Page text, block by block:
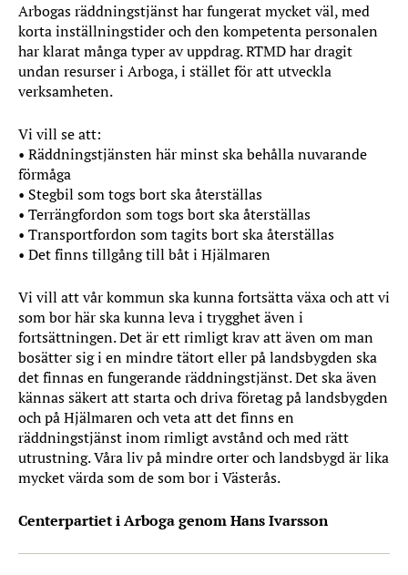
Arbogas räddningstjänst har fungerat mycket väl, med
korta inställningstider och den kompetenta personalen
har klarat många typer av uppdrag. RTMD har dragit
undan resurser i Arboga, i stället för att utveckla
verksamheten.
Vi vill se att:
• Räddningstjänsten här minst ska behålla nuvarande
förmåga
• Stegbil som togs bort ska återställas
• Terrängfordon som togs bort ska återställas
• Transportfordon som tagits bort ska återställas
• Det finns tillgång till båt i Hjälmaren
Vi vill att vår kommun ska kunna fortsätta växa och att vi
som bor här ska kunna leva i trygghet även i
fortsättningen. Det är ett rimligt krav att även om man
bosätter sig i en mindre tätort eller på landsbygden ska
det finnas en fungerande räddningstjänst. Det ska även
kännas säkert att starta och driva företag på landsbygden
och på Hjälmaren och veta att det finns en
räddningstjänst inom rimligt avstånd och med rätt
utrustning. Våra liv på mindre orter och landsbygd är lika
mycket värda som de som bor i Västerås.
Centerpartiet i Arboga genom Hans Ivarsson